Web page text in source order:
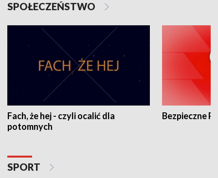
SPOŁECZEŃSTWO
Fach, że hej - czyli ocalić dla
potomnych
Bezpieczne
SPORT